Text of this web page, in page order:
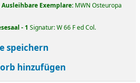
Ausleihbare Exemplare: MWN Osteuropa
- 1 Signatur:W 66 F ed Col.
speichern
hinzufügen